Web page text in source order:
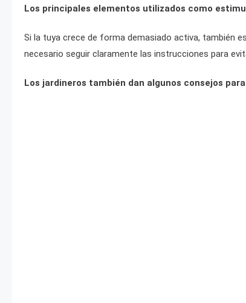
Los principales elementos utilizados como
Si la tuya crece de forma demasiado activa, también
necesario seguir claramente las instrucciones para
Los jardineros también dan algunos consejos